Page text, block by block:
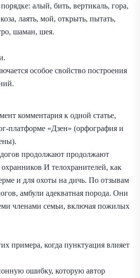
алый, бить, вертикаль, гора,
лаять, мой, открыть, пытать,
шаман, шея.
особое свойство построения
комментария к одной статье,
платформе «Дзен» (орфография и
продолжают продолжают
охранников И телохранителей, как
и для охоты на дичь. По отзывам
амбули адекватная порода. Они
членами семьи, включая пожилых
примера, когда пунктуация влияет
ошибку, которую автор